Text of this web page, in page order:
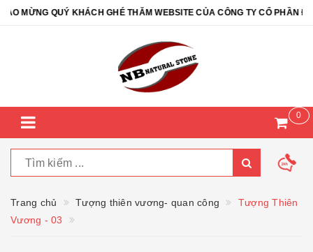
MỪNG QUÝ KHÁCH GHÉ THĂM WEBSITE CỦA CÔNG TY CỔ PHẦN ĐÁ
0
Trang chủ Tượng thiên vương- quan công
Tượng Thiên
Vương - 03